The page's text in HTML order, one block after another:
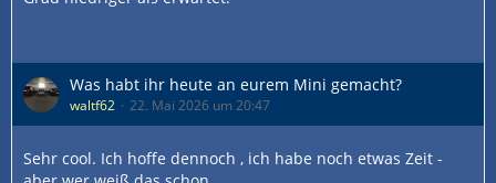
Was habt ihr heute an eurem Mini gemacht?
waltf62 22. Mai 2026 um 20:47
Sehr cool. Ich hoffe dennoch , ich habe noch etwas Zeit -